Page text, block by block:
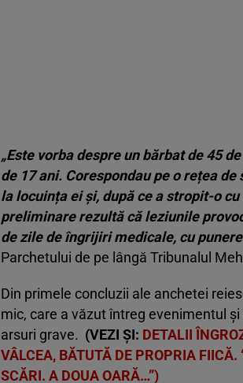
„Este vorba despre un bărbat de 45
de 17 ani. Corespondau pe o rețea
la locuința ei și, după ce a stropit-o
preliminare rezultă că leziunile
de zile de îngrijiri medicale, cu
Parchetului de pe lângă Tribunalul
Din primele concluzii ale anchetei
mic, care a văzut întreg evenimentul
arsuri grave. (VEZI ȘI: DETALII
VÂLCEA, BĂTUTĂ DE PROPRIA
SCĂRI. A DOUA OARĂ…”)